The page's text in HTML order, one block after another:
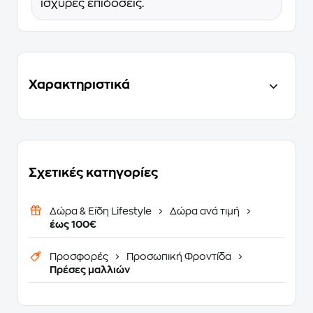
ισχυρές επιδόσεις.
Χαρακτηριστικά
Σχετικές κατηγορίες
Δώρα & Είδη Lifestyle
Δώρα ανά τιμή
έως 100€
Προσφορές
Προσωπική Φροντίδα
Πρέσες μαλλιών